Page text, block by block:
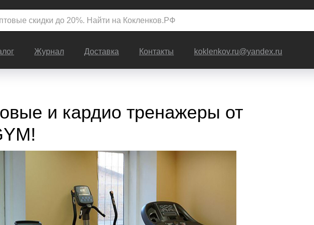
Журнал Доставка Контакты koklenkov.ru@yandex.ru
и кардио тренажеры от